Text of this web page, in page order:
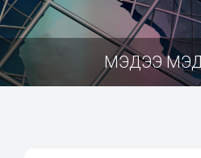
МЭДЭЭ